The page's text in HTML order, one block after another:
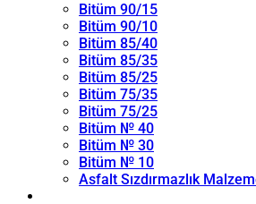
Bitüm 90/15
Bitüm 90/10
Bitüm 85/40
Bitüm 85/35
Bitüm 85/25
Bitüm 75/35
Bitüm 75/25
Bitüm № 40
Bitüm № 30
Bitüm № 10
Asfalt Sızdırmazlık